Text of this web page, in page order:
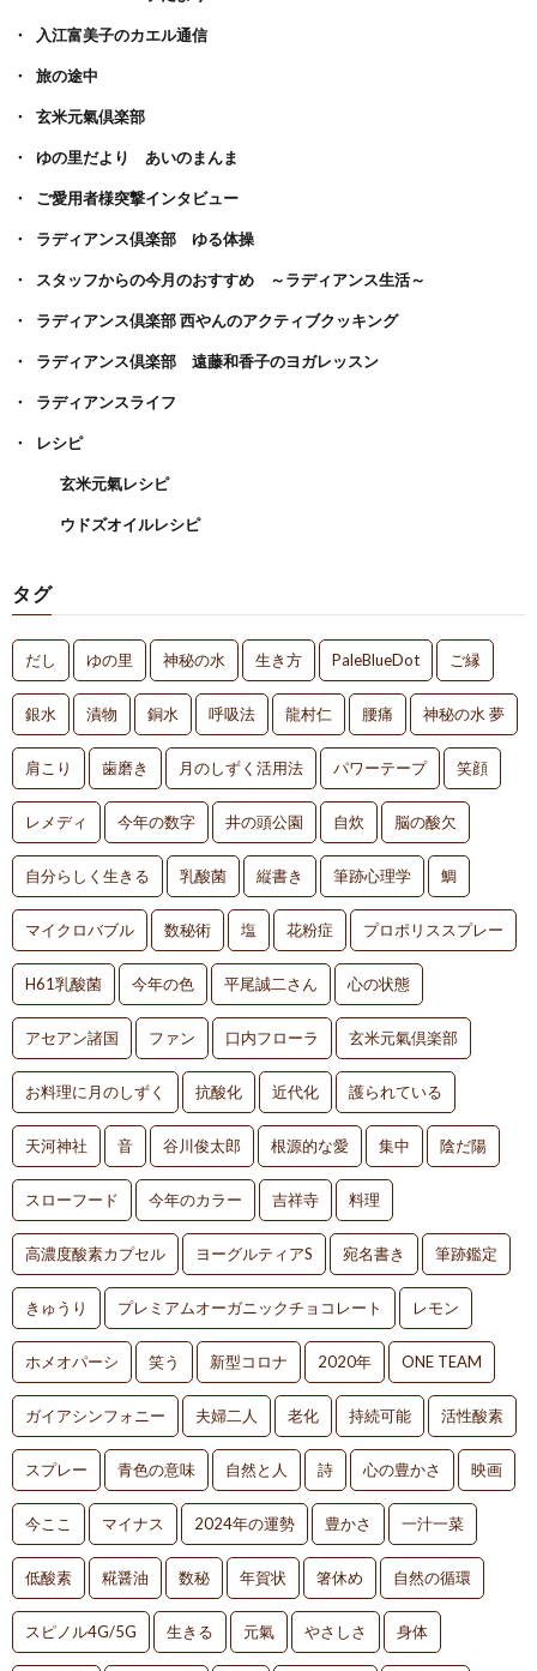
入江富美子のカエル通信
旅の途中
玄米元氣倶楽部
ゆの里だより あいのまんま
ご愛用者様突撃インタビュー
ラディアンス倶楽部 ゆる体操
スタッフからの今月のおすすめ ～ラディアンス生活～
ラディアンス倶楽部 西やんのアクティブクッキング
ラディアンス倶楽部 遠藤和香子のヨガレッスン
ラディアンスライフ
レシピ
玄米元氣レシピ
ウドズオイルレシピ
タグ
だし ゆの里 神秘の水 生き方 PaleBlueDot ご縁
銀水 漬物 銅水 呼吸法 龍村仁 腰痛 神秘の水 夢
肩こり 歯磨き 月のしずく活用法 パワーテープ 笑顔
レメディ 今年の数字 井の頭公園 自炊 脳の酸欠
自分らしく生きる 乳酸菌 縦書き 筆跡心理学 鯛
マイクロバブル 数秘術 塩 花粉症 プロポリススプレー
H61乳酸菌 今年の色 平尾誠二さん 心の状態
アセアン諸国 ファン 口内フローラ 玄米元氣倶楽部
お料理に月のしずく 抗酸化 近代化 護られている
天河神社 音 谷川俊太郎 根源的な愛 集中 陰だ陽
スローフード 今年のカラー 吉祥寺 料理
高濃度酸素カプセル ヨーグルティアS 宛名書き 筆跡鑑定
きゅうり プレミアムオーガニックチョコレート レモン
ホメオパーシ 笑う 新型コロナ 2020年 ONE TEAM
ガイアシンフォニー 夫婦二人 老化 持続可能 活性酸素
スプレー 青色の意味 自然と人 詩 心の豊かさ 映画
今ここ マイナス 2024年の運勢 豊かさ 一汁一菜
低酸素 糀醤油 数秘 年賀状 箸休め 自然の循環
スピノル4G/5G 生きる 元氣 やさしさ 身体